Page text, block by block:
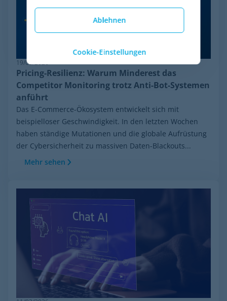
19/06/2026
Pricing-Resilienz: Warum Minderest das
Competitor Monitoring trotz Anti-Bot-Systemen
anführt
Das E-Commerce-Ökosystem entwickelt sich mit
beispielloser Geschwindigkeit. In den letzten Wochen
haben ständige Mutationen und die globale Aufrüstung
der Cybersicherheit zu massiven Daten-Blackouts...
Mehr sehen
Ablehnen
Cookie-Einstellungen